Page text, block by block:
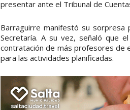
presentar ante el Tribunal de
Barraguirre manifestó su sorpresa
Secretaría. A su vez, señaló que
contratación de más profesores de
para las actividades planificadas.